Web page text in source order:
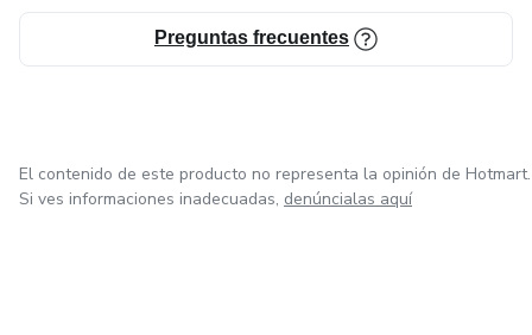
Preguntas frecuentes
El contenido de este producto no representa la opinión de Hotmart.
Si ves informaciones inadecuadas, denúncialas aquí